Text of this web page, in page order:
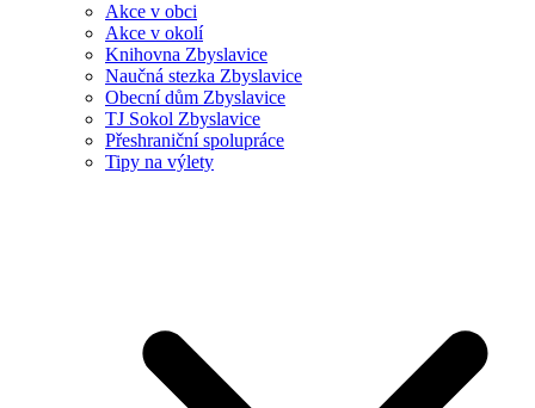
Akce v obci
Akce v okolí
Knihovna Zbyslavice
Naučná stezka Zbyslavice
Obecní dům Zbyslavice
TJ Sokol Zbyslavice
Přeshraniční spolupráce
Tipy na výlety